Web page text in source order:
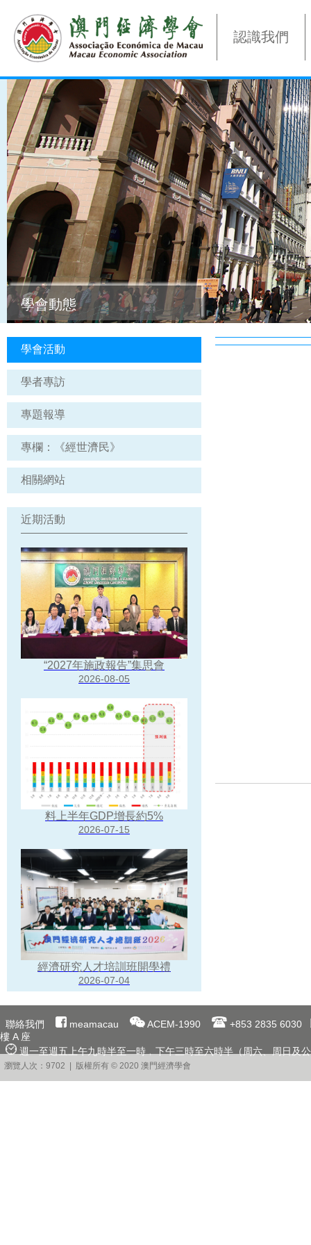
認識我們
學會動態
學會活動
學者專訪
專題報導
專欄：《經世濟民》
相關網站
近期活動
“2027年施政報告”集思會
2026-08-05
料上半年GDP增長約5%
2026-07-15
經濟研究人才培訓班開學禮
2026-07-04
聯絡我們 meamacau ACEM-1990
+853 2835 6030
樓 A 座
週一至週五上午九時半至一時﹐下午三時至六時半（周六、周日及
瀏覽人次：9702 | 版權所有 © 2020 澳門經濟學會